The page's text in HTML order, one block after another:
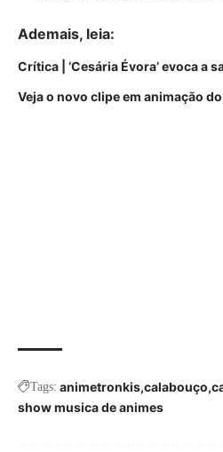
Ademais, leia:
Crítica | ‘Cesária Évora’ evoca a
Veja o novo clipe em animação
Tags: animetronkis calabouço
show musica de animes